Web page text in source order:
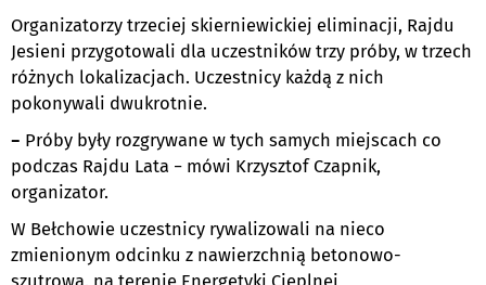
Organizatorzy trzeciej skierniewickiej eliminacji, Rajdu
Jesieni przygotowali dla uczestników trzy próby, w trzech
różnych lokalizacjach. Uczestnicy każdą z nich
pokonywali dwukrotnie.
− Próby były rozgrywane w tych samych miejscach co
podczas Rajdu Lata − mówi Krzysztof Czapnik,
organizator.
W Bełchowie uczestnicy rywalizowali na nieco
zmienionym odcinku z nawierzchnią betonowo-